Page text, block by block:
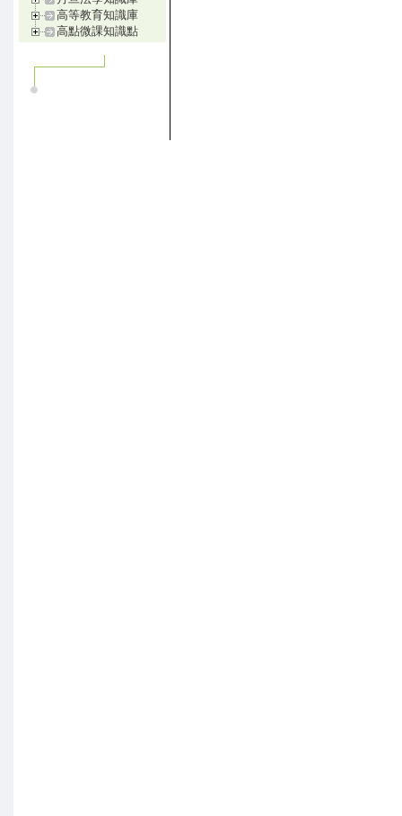
高等教育知識庫
高點微課知識點